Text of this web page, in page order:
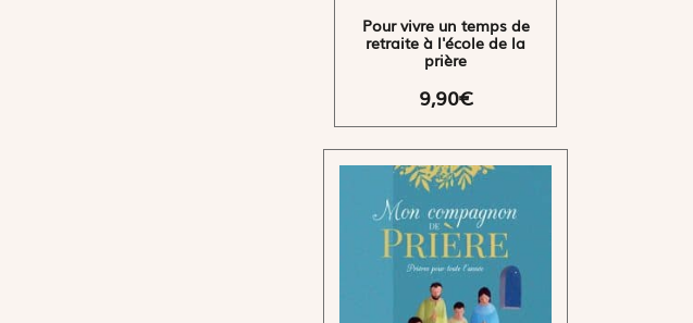
Pour vivre un temps de
retraite à l'école de la
prière
9,90€